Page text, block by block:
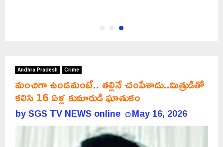
Andhra Pradesh Crime
మంచిగా ఉండమంటే.. తల్లినే చంపేశాడు..మిత్రుడితో
కలిసి 16 ఏళ్ల కుమారుడి ఘాతుకం
bySGS TV NEWS online May 16, 2026